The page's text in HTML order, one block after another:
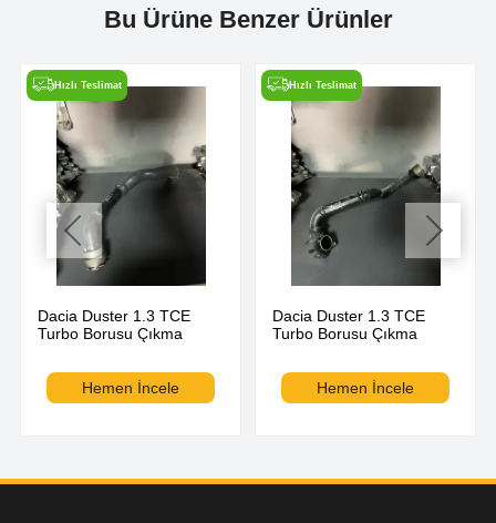
Bu Ürüne Benzer Ürünler
Hızlı Teslimat
Dacia Duster 1.3 TCE
Turbo Borusu Çıkma
Hemen İncele
Hızlı Teslimat
Dacia Duster 1.3 TCE
Turbo Borusu Çıkma
Hemen İncele